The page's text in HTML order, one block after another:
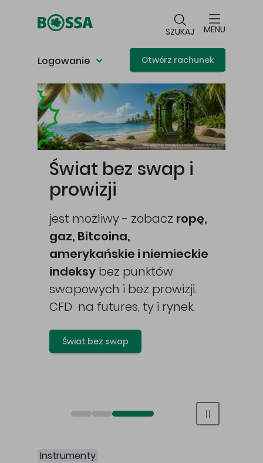
SZUKAJ MENU
Logowanie Otwórz rachunek
Główna treść
Świat bez swap i
prowizji
jest możliwy - zobacz ropę,
gaz, Bitcoina,
amerykańskie i niemieckie
indeksy bez punktów
swapowych i bez prowizji.
CFD na futures, ty i rynek.
Świat bez swap
Otwórz rachunek maklerski online
Otwórz konto IKE/IKZE
Świat bez swap i prowizji
Instrumenty